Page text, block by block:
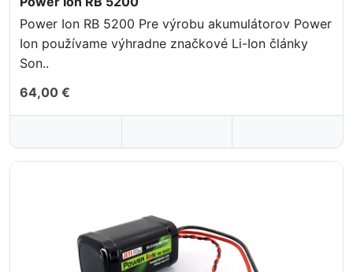
Power Ion RB 5200 Pre výrobu akumulátorov Power
Ion používame výhradne značkové Li-Ion články
Son..
64,00 €